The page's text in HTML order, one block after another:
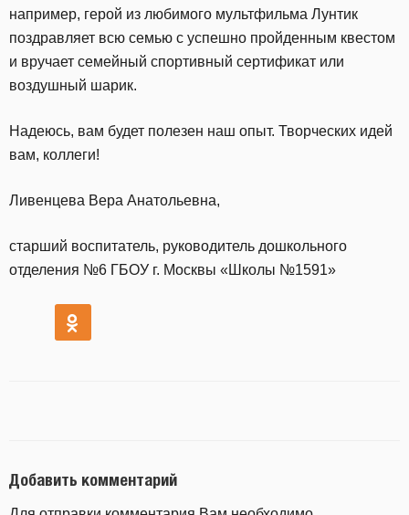
например, герой из любимого мультфильма Лунтик
поздравляет всю семью с успешно пройденным квестом
и вручает семейный спортивный сертификат или
воздушный шарик.
Надеюсь, вам будет полезен наш опыт. Творческих идей
вам, коллеги!
Ливенцева Вера Анатольевна,
старший воспитатель, руководитель дошкольного
отделения №6 ГБОУ г. Москвы «Школы №1591»
Добавить комментарий